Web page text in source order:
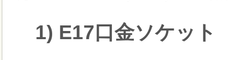
1) E17口金ソケット